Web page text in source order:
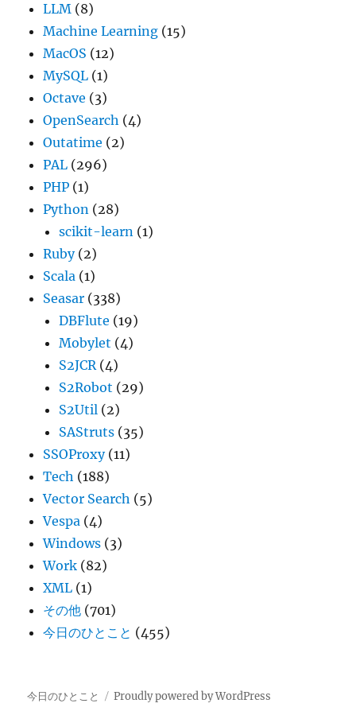
LLM (8)
Machine Learning (15)
MacOS (12)
MySQL (1)
Octave (3)
OpenSearch (4)
Outatime (2)
PAL (296)
PHP (1)
Python (28)
scikit-learn (1)
Ruby(2)
Scala (1)
Seasar (338)
DBFlute (19)
Mobylet (4)
S2JCR(4)
S2Robot (29)
S2Util (2)
SAStruts (35)
SSOProxy(11)
Tech (188)
Vector Search (5)
Vespa (4)
Windows (3)
Work (82)
XML (1)
その他 (701)
今日のひとこと (455)
今日のひとこと Proudly powered by WordPress